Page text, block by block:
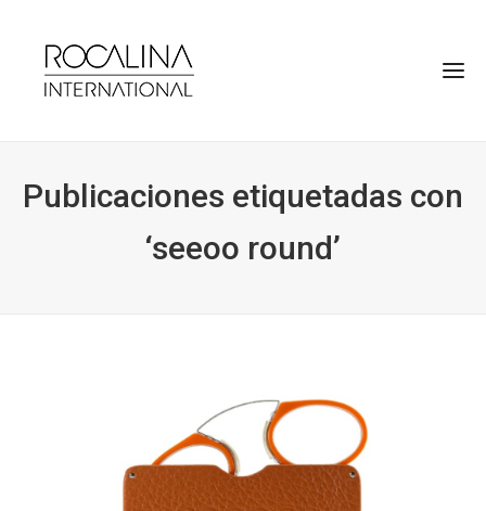
Publicaciones etiquetadas con
‘seeoo round’